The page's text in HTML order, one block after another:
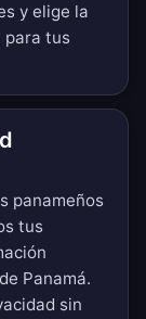
y elige la
para tus
panameños
tus
Panamá.
sin